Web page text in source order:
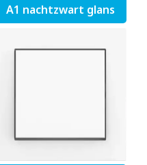
A1 nachtzwart glans